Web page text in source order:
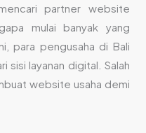
partner website
mulai banyak yang
para pengusaha di Bali
sisi layanan digital. Salah
website usaha demi